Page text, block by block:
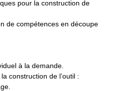
pour la construction de
de compétences en découpe
à la demande.
construction de l’outil :